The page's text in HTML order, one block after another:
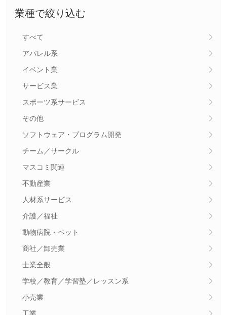
業種で絞り込む
すべて
アパレル系
イベント業
サービス業
スポーツ系サービス
その他
ソフトウェア・プログラム開発
チーム／サークル
マスコミ関連
不動産業
人材系サービス
介護／福祉
動物病院・ペット
商社／卸売業
士業全般
学校／教育／学習塾／レッスン系
小売業